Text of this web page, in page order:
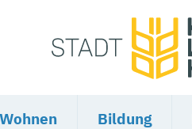
Bildung